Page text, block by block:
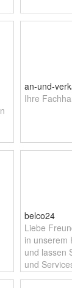
an-und-
Ihre
belco24
Liebe
in unserem
und lassen
und
persönlich